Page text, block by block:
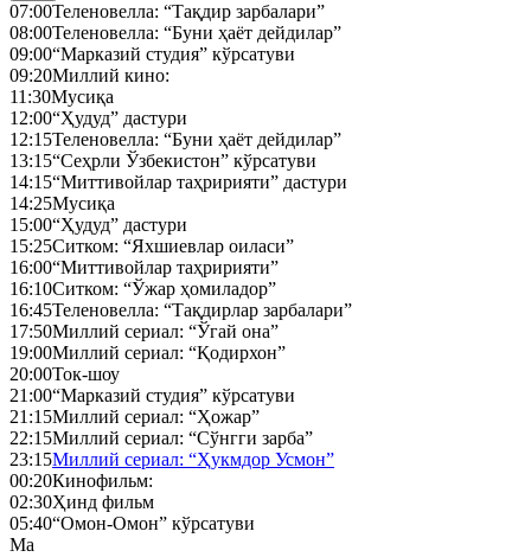
07:00Теленовелла: “Тақдир зарбалари”
08:00Теленовелла: “Буни ҳаёт дейдилар”
09:00“Марказий студия” кўрсатуви
09:20Миллий кино:
11:30Мусиқа
12:00“Ҳудуд” дастури
12:15Теленовелла: “Буни ҳаёт дейдилар”
13:15“Сеҳрли Ўзбекистон” кўрсатуви
14:15“Миттивойлар таҳририяти” дастури
14:25Мусиқа
15:00“Ҳудуд” дастури
15:25Ситком: “Яхшиевлар оиласи”
16:00“Миттивойлар таҳририяти”
16:10Ситком: “Ўжар ҳомиладор”
16:45Теленовелла: “Тақдирлар зарбалари”
17:50Миллий сериал: “Ўгай она”
19:00Миллий сериал: “Қодирхон”
20:00Ток-шоу
21:00“Марказий студия” кўрсатуви
21:15Миллий сериал: “Ҳожар”
22:15Миллий сериал: “Сўнгги зарба”
23:15Миллий сериал: “Ҳукмдор Усмон”
00:20Кинофильм:
02:30Ҳинд фильм
05:40“Омон-Омон” кўрсатуви
Ma